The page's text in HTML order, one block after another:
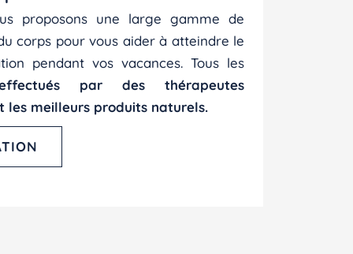
proposons une large gamme de
corps pour vous aider à atteindre le
pendant vos vacances. Tous les
par des thérapeutes
les meilleurs produits naturels.